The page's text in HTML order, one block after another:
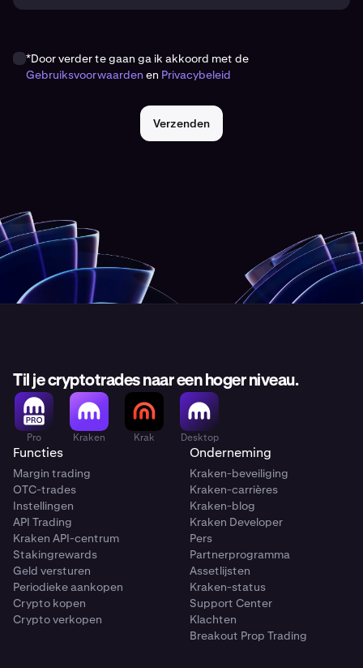
*Door verder te gaan ga ik akkoord met de
Gebruiksvoorwaarden en Privacybeleid
Verzenden
Til je cryptotrades naar een hoger niveau.
Pro Kraken Krak Desktop
Functies
Margin trading
OTC-trades
Instellingen
API Trading
Kraken API-centrum
Stakingrewards
Geld versturen
Periodieke aankopen
Crypto kopen
Crypto verkopen
Onderneming
Kraken-beveiliging
Kraken-carrières
Kraken-blog
Kraken Developer
Pers
Partnerprogramma
Assetlijsten
Kraken-status
Support Center
Klachten
Breakout Prop Trading